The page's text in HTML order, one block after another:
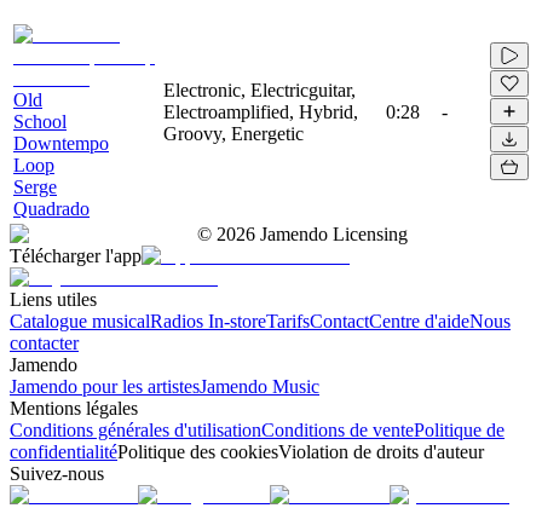
Old
School
Downtempo
Loop
Serge
Quadrado
Electronic, Electricguitar,
Electroamplified, Hybrid,
Groovy, Energetic
0:28 -
© 2026 Jamendo Licensing
Télécharger l'app
Liens utiles
Catalogue musicalRadios In-storeTarifsContactCentre d'aideNous
contacter
Jamendo
Jamendo pour les artistesJamendo Music
Mentions légales
Conditions générales d'utilisationConditions de ventePolitique de
confidentialitéPolitique des cookiesViolation de droits d'auteur
Suivez-nous